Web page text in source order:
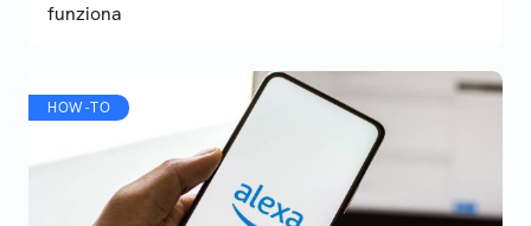
funziona
HOW-TO